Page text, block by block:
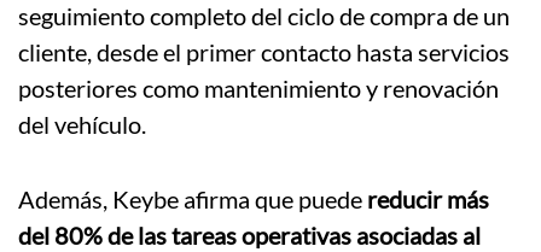
seguimiento completo del ciclo de compra de un
cliente, desde el primer contacto hasta servicios
posteriores como mantenimiento y renovación
del vehículo.
Además, Keybe afirma que puede reducir más
del 80% de las tareas operativas asociadas al